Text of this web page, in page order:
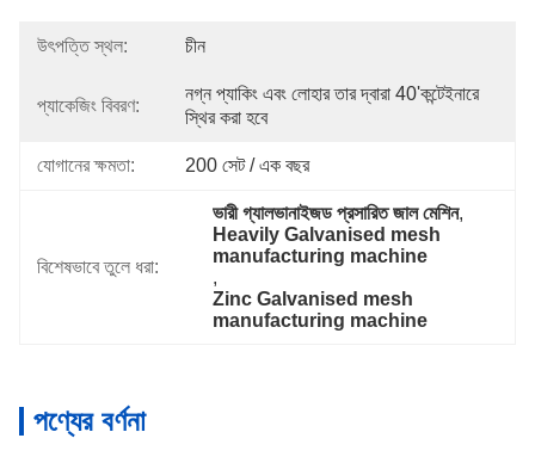
উৎপত্তি স্থল: চীন
প্যাকেজিং বিবরণ:
নগ্ন প্যাকিং এবং লোহার তার দ্বারা 40'কন্টেইনারে
স্থির করা হবে
যোগানের ক্ষমতা: 200 সেট / এক বছর
বিশেষভাবে তুলে ধরা:
ভারী গ্যালভানাইজড প্রসারিত জাল মেশিন,
Heavily Galvanised mesh
manufacturing machine
,
Zinc Galvanised mesh
manufacturing machine
পণ্যের বর্ণনা